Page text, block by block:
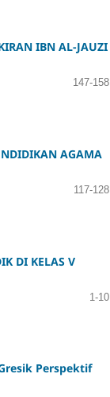
IBN AL-JAUZI
147-158
AGAMA
117-128
DI KELAS V
1-10
Perspektif